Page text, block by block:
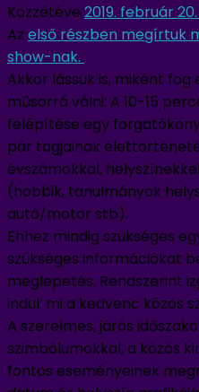
Közzétéve 2019. február
Az első részben megírtuk
show-nak.
Akkor lássuk is, miként fog
műsorrá válni: A 10-15
felépítése egy
pár tagjainak
évszámokkal,
(hobbik, tanulmányok
autó/motor stb).
Ehhez mindig szükséges
szükséges információkat
meglepetés. Rendszerint
indul: mi a kedvenc közös
A szerelmes, járós
szimbólumokkal, a közös
fontos eseményeinek